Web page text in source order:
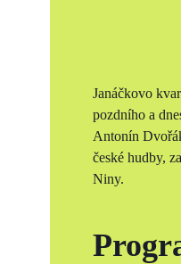
Janáčkovo
pozdního a
Antonín
české hudby,
Niny.